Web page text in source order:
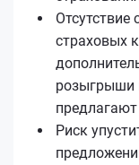
страховых
розыгрыши
Риск